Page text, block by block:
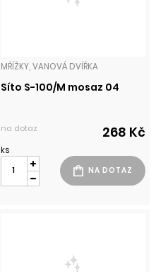
MŘÍŽKY, VANOVÁ DVÍŘKA
Síto S-100/M mosaz 04
na dotaz 268 Kč
ks